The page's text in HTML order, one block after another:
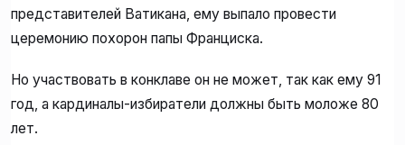
представителей Ватикана, ему выпало провести
церемонию похорон папы Франциска.
Но участвовать в конклаве он не может, так как ему 91
год, а кардиналы-избиратели должны быть моложе 80
лет.